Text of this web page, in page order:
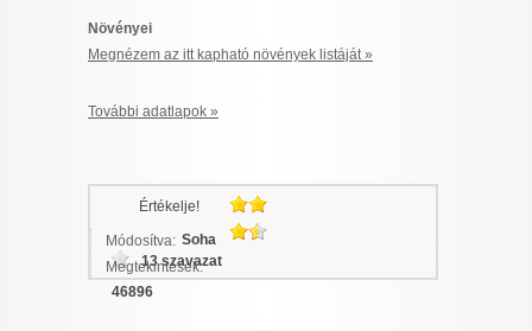
Növényei
Megnézem az itt kapható növények listáját »
További adatlapok »
Értékelje!
13 szavazat
Módosítva: Soha
Megtekintések:
46896